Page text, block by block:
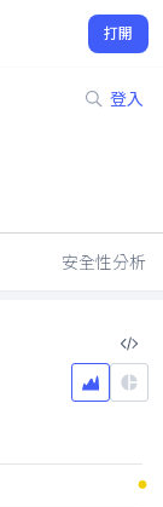
打開
登入
安全性分析